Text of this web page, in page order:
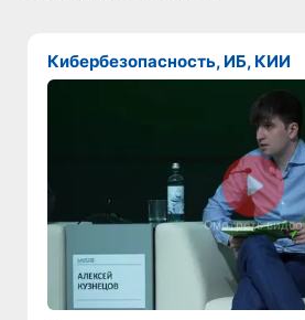
Кибербезопасность, ИБ, КИИ
Смотреть видео